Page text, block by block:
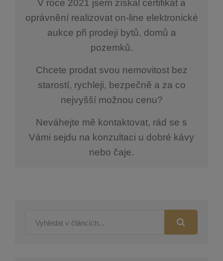
V roce 2021 jsem získal certifikát a
oprávnění realizovat on-line elektronické
aukce při prodeji bytů, domů a
pozemků.
Chcete prodat svou nemovitost bez
starostí, rychleji, bezpečně a za co
nejvyšší možnou cenu?
Neváhejte mě kontaktovat, rád se s
Vámi sejdu na konzultaci u dobré kávy
nebo čaje.